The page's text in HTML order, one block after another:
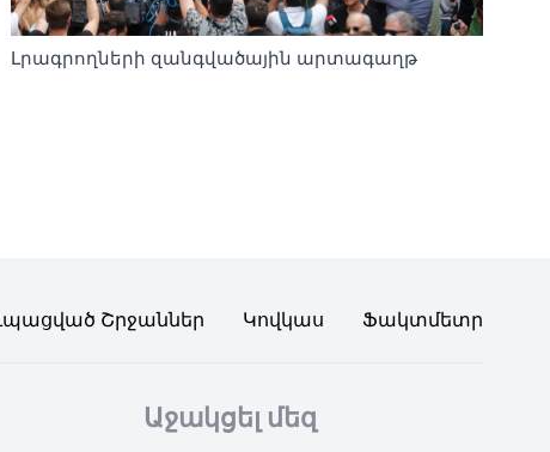
Լրագրողների զանգվածային արտագաղթ
Շրջաններ Կովկաս Ֆակտմետր
Աջակցել մեզ